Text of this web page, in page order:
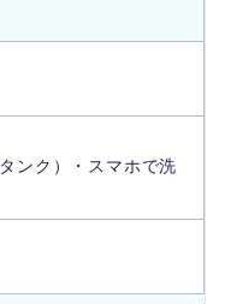
ンク）・スマホで洗